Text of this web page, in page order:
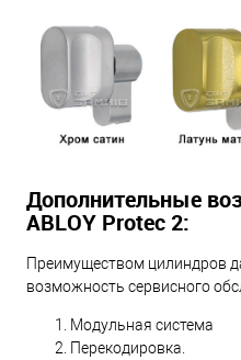
Дополнительные
ABLOY Protec 2:
Преимуществом цилиндров
возможность сервисного
Модульная система
Перекодировка.